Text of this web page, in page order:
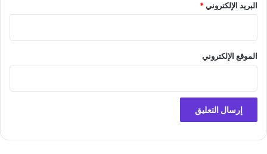
البريد الإلكتروني*
الموقع الإلكتروني